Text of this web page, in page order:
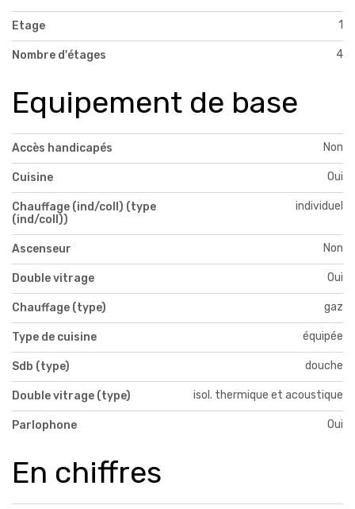
Etage 1
Nombre d'étages 4
Equipement de base
Accès handicapés Non
Cuisine Oui
Chauffage (ind/coll) (type
(ind/coll))
individuel
Ascenseur Non
Double vitrage Oui
Chauffage (type) gaz
Type de cuisine équipée
Sdb (type) douche
Double vitrage (type) isol. thermique et acoustique
Parlophone Oui
En chiffres